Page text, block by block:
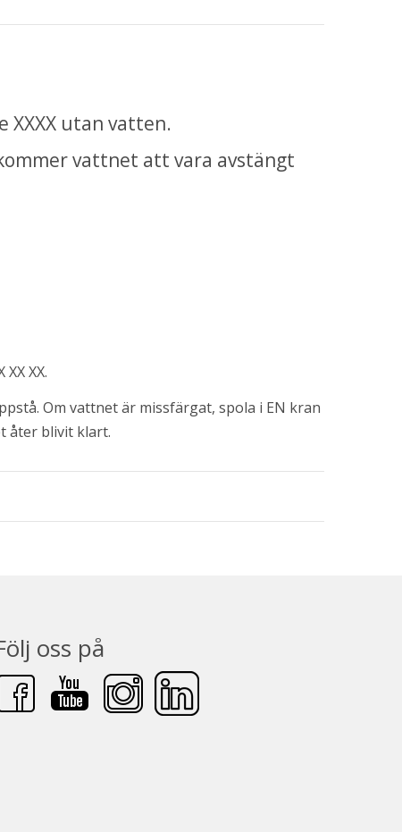
XXXX utan vatten.
vattnet att vara avstängt
XX.
Om vattnet är missfärgat, spola i EN kran
åter blivit klart.
oss på